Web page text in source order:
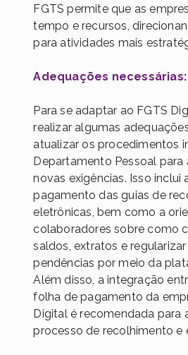
FGTS permite que as
tempo e recursos,
para atividades mais
Adequações necessárias:
Para se adaptar ao FGTS
realizar algumas
atualizar os procedimentos
Departamento Pessoal para
novas exigências. Isso inclui
pagamento das guias de
eletrônicas, bem como a
colaboradores sobre como
saldos, extratos e
pendências por meio da
Além disso, a integração
folha de pagamento da
Digital é recomendada para
processo de recolhimento e